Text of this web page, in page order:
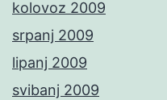
kolovoz 2009
srpanj 2009
lipanj 2009
svibanj 2009